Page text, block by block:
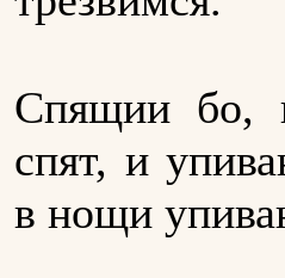
Спящии бо,
спят, и
в нощи